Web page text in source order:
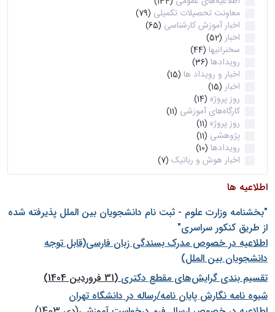
معاونت تحصیلات تکمیلی (79)
اخبار آموزش کارشناسی (65)
اخبار (52)
سخنرانیها (44)
رویدادها (36)
اخبار و رویداد ها (15)
اخبار (15)
روز پروژه (14)
کارگاه‌های آموزشی (11)
روز پروژه (11)
پژوهشی (11)
رویدادها (10)
اخبار هوش و رباتیک (7)
اطلاعیه ها
"بخشنامه وزارت علوم - ثبت نام دانشجويان بين الملل پذيرفته شده
از طريق كنكور سراسری"
اطلاعیه در خصوص مدرک بسندگی زبان فارسی(قابل توجه
دانشجویان بین الملل)
تقسیم بندی گرایش‌های مقطع دکتری(31 فروردین 1404)
شيوه نامه نگارش پايان نامه/رساله در دانشگاه تهران